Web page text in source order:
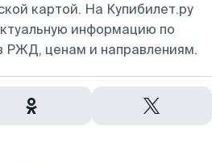
картой. На Купибилет.ру
информацию по
РЖД, ценам и направлениям.